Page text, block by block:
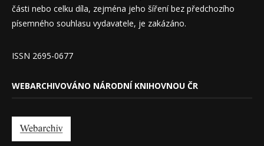
části nebo celku díla, zejména jeho šíření bez předchozího
písemného souhlasu vydavatele, je zakázáno.
ISSN 2695-0677
WEBARCHIVOVÁNO NÁRODNÍ KNIHOVNOU ČR